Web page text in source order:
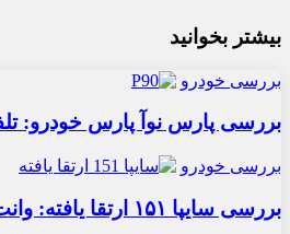
بیشتر بخوانید
بررسی خودرو
بررسی پارس نوآ پارس خودرو:
بررسی خودرو
بررسی سایپا ۱۵۱ ارتقا یافته: وانت شهری با پوشش جدید